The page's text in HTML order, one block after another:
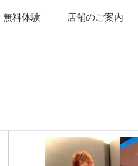
無料体験 店舗のご案内